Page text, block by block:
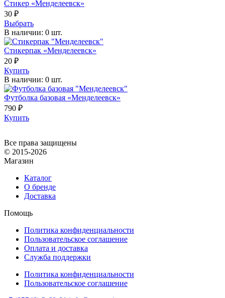
Стикер «Менделеевск»
30 ₽
Выбрать
В наличии: 0 шт.
Стикерпак «Менделеевск»
20 ₽
Купить
В наличии: 0 шт.
Футболка базовая «Менделеевск»
790 ₽
Купить
Все права защищены
© 2015-2026
Магазин
Каталог
О бренде
Доставка
Помощь
Политика конфиденциальности
Пользовательское соглашение
Оплата и доставка
Служба поддержки
Политика конфиденциальности
Пользовательское соглашение